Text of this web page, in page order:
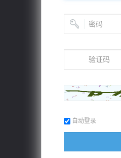
自动登录